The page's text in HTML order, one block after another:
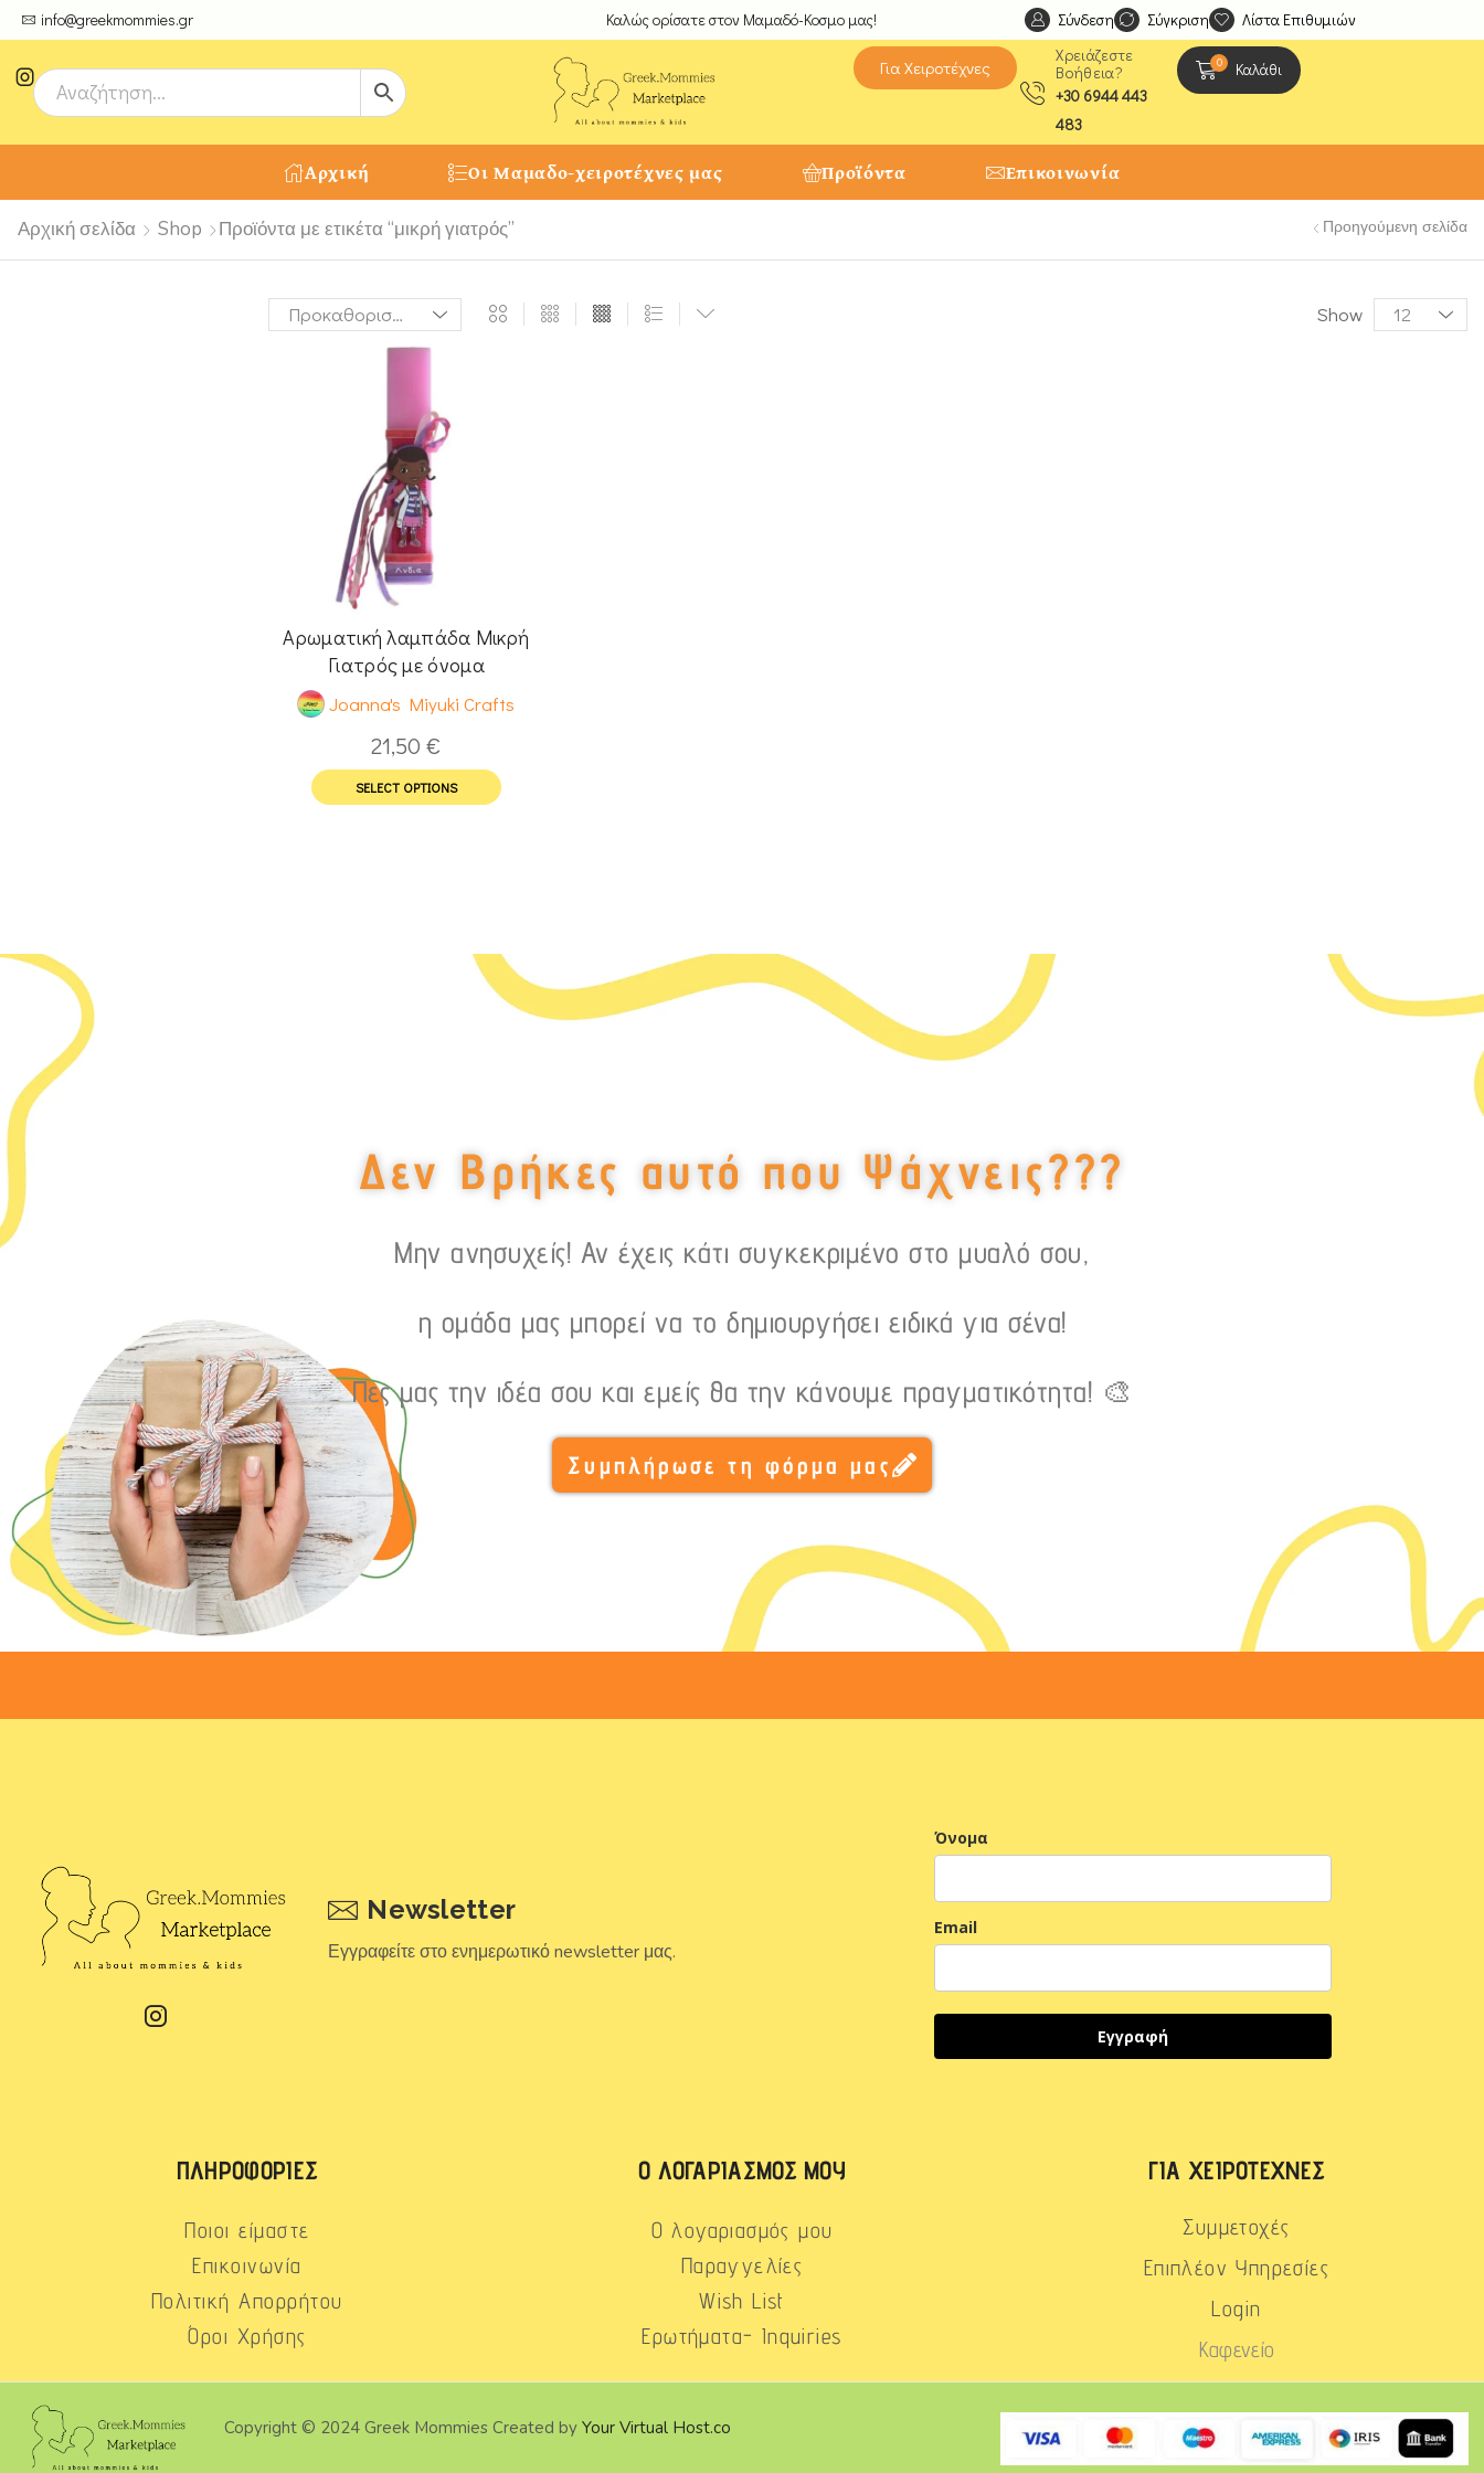
info@greekmommies.gr
μοναδικές δημιουργίες από τους Χειροτέχνες μας! Καλώς ορίσατε στον Μαμαδό-Κοσμο μας! Ανακαλύψτε μοναδικές δημιουργίες από τους
Σύνδεση Σύγκριση Λίστα Επιθυμιών
Για Χειροτέχνες
Χρειάζεστε
Βοήθεια?
+30 6944 443
483
0 Καλάθι
Αρχική Οι Μαμαδο-χειροτέχνες μας Προϊόντα Επικοινωνία
Αρχική σελίδα Shop Προϊόντα με ετικέτα “μικρή γιατρός” Προηγούμενη σελίδα
Show
Αρωματική λαμπάδα Μικρή
Γιατρός με όνομα
Joanna's Miyuki Crafts
21,50€
SELECT OPTIONS
Δεν Βρήκες αυτό που Ψάχνεις???
Μην ανησυχείς! Αν έχεις κάτι συγκεκριμένο στο μυαλό σου,
η ομάδα μας μπορεί να το δημιουργήσει ειδικά για σένα!
Πες μας την ιδέα σου και εμείς θα την κάνουμε πραγματικότητα! 🎨
Συμπλήρωσε τη φόρμα μας
Newsletter
Εγγραφείτε στο ενημερωτικό newsletter μας.
Όνομα
Email
Εγγραφή
ΠΛΗΡΟΦΟΡΊΕΣ
Ποιοι είμαστε
Επικοινωνία
Πολιτική Απορρήτου
Όροι Χρήσης
Ο ΛΟΓΑΡΙΑΣΜΌΣ ΜΟΥ
Ο λογαριασμός μου
Παραγγελίες
Wish List
Ερωτήματα- Inquiries
ΓΙΑ ΧΕΙΡΟΤΈΧΝΕΣ
Συμμετοχές
Επιπλέον Υπηρεσίες
Login
Καφενείο
Copyright © 2024 Greek Mommies Created byYour Virtual Host.co